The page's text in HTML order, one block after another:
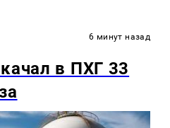
6 минут назад
в ПХГ 33